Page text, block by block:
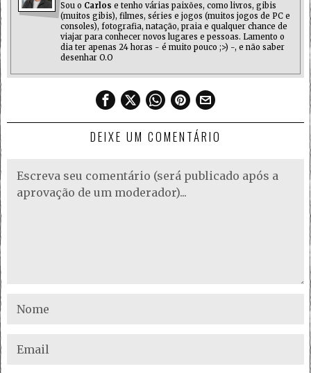
Sou o Carlos e tenho várias paixões, como livros, gibis
(muitos gibis), filmes, séries e jogos (muitos jogos de PC e
consoles), fotografia, natação, praia e qualquer chance de
viajar para conhecer novos lugares e pessoas. Lamento o
dia ter apenas 24 horas - é muito pouco ;>) -, e não saber
desenhar O.O
DEIXE UM COMENTÁRIO